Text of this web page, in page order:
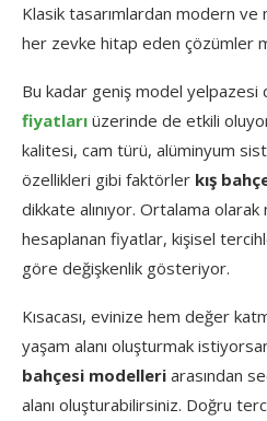
Klasik tasarımlardan modern
her zevke hitap eden çözümler
Bu kadar geniş model yelpazesi
fiyatları üzerinde de etkili
kalitesi, cam türü, alüminyum
özellikleri gibi faktörler kış
dikkate alınıyor. Ortalama
hesaplanan fiyatlar, kişisel
göre değişkenlik gösteriyor.
Kısacası, evinize hem değer
yaşam alanı oluşturmak
bahçesi modelleri arasından
alanı oluşturabilirsiniz. Doğru